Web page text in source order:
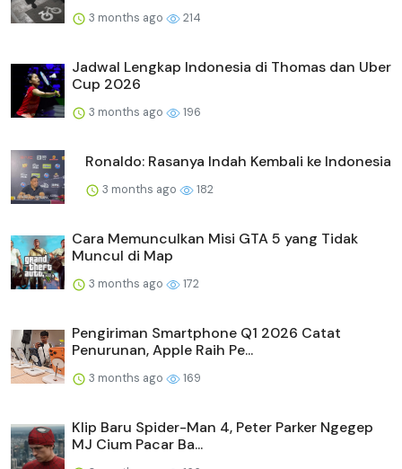
3 months ago 214
Jadwal Lengkap Indonesia di Thomas dan Uber
Cup 2026
3 months ago 196
Ronaldo: Rasanya Indah Kembali ke Indonesia
3 months ago 182
Cara Memunculkan Misi GTA 5 yang Tidak
Muncul di Map
3 months ago 172
Pengiriman Smartphone Q1 2026 Catat
Penurunan, Apple Raih Pe...
3 months ago 169
Klip Baru Spider-Man 4, Peter Parker Ngegep
MJ Cium Pacar Ba...